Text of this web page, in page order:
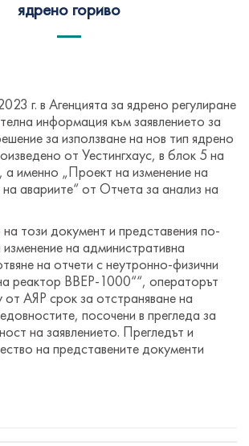
ядрено гориво
г. в Агенцията за ядрено регулиране
информация към заявлението за
за използване на нов тип ядрено
от Уестингхаус, в блок 5 на
именно „Проект на изменение на
авариите“ от Отчета за анализ на
този документ и представения по-
на административна
на отчети с неутронно-физични
реактор ВВЕР-1000““, операторът
от АЯР срок за отстраняване на
посочени в прегледа за
на заявлението. Прегледът и
на представените документи